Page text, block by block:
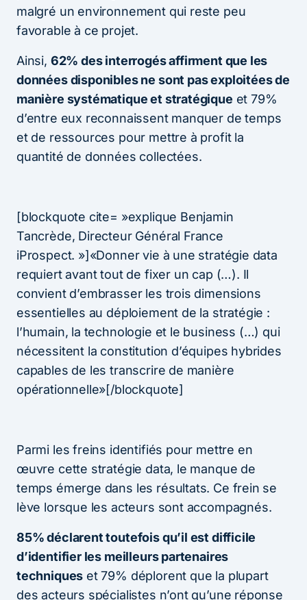
malgré un environnement qui reste peu
favorable à ce projet.
Ainsi, 62% des interrogés affirment que les
données disponibles ne sont pas exploitées de
manière systématique et stratégique et 79%
d’entre eux reconnaissent manquer de temps
et de ressources pour mettre à profit la
quantité de données collectées.
[blockquote cite= »explique Benjamin
Tancrède, Directeur Général France
iProspect. »]«Donner vie à une stratégie data
requiert avant tout de fixer un cap (…). Il
convient d’embrasser les trois dimensions
essentielles au déploiement de la stratégie :
l’humain, la technologie et le business (…) qui
nécessitent la constitution d’équipes hybrides
capables de les transcrire de manière
opérationnelle»[/blockquote]
Parmi les freins identifiés pour mettre en
œuvre cette stratégie data, le manque de
temps émerge dans les résultats. Ce frein se
lève lorsque les acteurs sont accompagnés.
85% déclarent toutefois qu’il est difficile
d’identifier les meilleurs partenaires
techniques et 79% déplorent que la plupart
des acteurs spécialistes n’ont qu’une réponse